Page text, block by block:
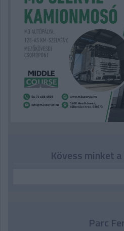
Kövess minket
Parc